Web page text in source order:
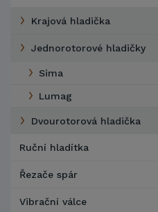
Krajová hladička
Jednorotorové hladičky
Sima
Lumag
Dvourotorová hladička
Ruční hladítka
Řezače spár
Vibrační válce